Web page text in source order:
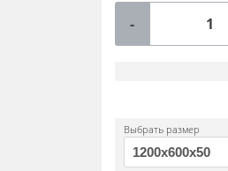
-
Выбрать размер